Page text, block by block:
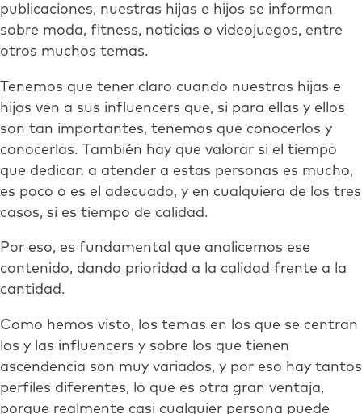
publicaciones, nuestras hijas e hijos se informan
sobre moda, fitness, noticias o videojuegos, entre
otros muchos temas.
Tenemos que tener claro cuando nuestras hijas e
hijos ven a sus influencers que, si para ellas y ellos
son tan importantes, tenemos que conocerlos y
conocerlas. También hay que valorar si el tiempo
que dedican a atender a estas personas es mucho,
es poco o es el adecuado, y en cualquiera de los tres
casos, si es tiempo de calidad.
Por eso, es fundamental que analicemos ese
contenido, dando prioridad a la calidad frente a la
cantidad.
Como hemos visto, los temas en los que se centran
los y las influencers y sobre los que tienen
ascendencia son muy variados, y por eso hay tantos
perfiles diferentes, lo que es otra gran ventaja,
porque realmente casi cualquier persona puede